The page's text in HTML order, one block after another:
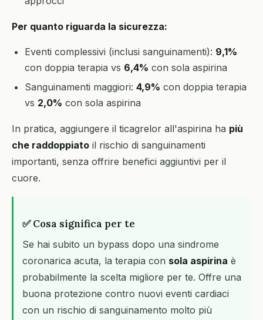
Per quanto riguarda la sicurezza:
Eventi complessivi (inclusi sanguinamenti): 9,1%
con doppia terapia vs 6,4% con sola aspirina
Sanguinamenti maggiori: 4,9% con doppia terapia
vs 2,0% con sola aspirina
In pratica, aggiungere il ticagrelor all'aspirina ha più
che raddoppiato il rischio di sanguinamenti
importanti, senza offrire benefici aggiuntivi per il
cuore.
✅ Cosa significa per te
Se hai subito un bypass dopo una sindrome
coronarica acuta, la terapia con sola aspirina è
probabilmente la scelta migliore per te. Offre una
buona protezione contro nuovi eventi cardiaci
con un rischio di sanguinamento molto più